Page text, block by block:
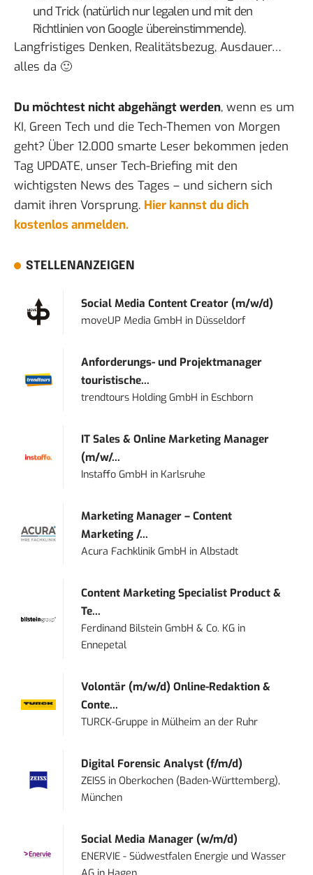
und Trick (natürlich nur legalen und mit den
Richtlinien von Google übereinstimmende).
Langfristiges Denken, Realitätsbezug, Ausdauer…
alles da 🙂
Du möchtest nicht abgehängt werden, wenn es um
KI, Green Tech und die Tech-Themen von Morgen
geht? Über 12.000 smarte Leser bekommen jeden
Tag UPDATE, unser Tech-Briefing mit den
wichtigsten News des Tages – und sichern sich
damit ihren Vorsprung. Hier kannst du dich
kostenlos anmelden.
STELLENANZEIGEN
Social Media Content Creator (m/w/d)
moveUP Media GmbH in Düsseldorf
Anforderungs- und Projektmanager
touristische...
trendtours Holding GmbH in Eschborn
IT Sales & Online Marketing Manager
(m/w/...
Instaffo GmbH in Karlsruhe
Marketing Manager – Content
Marketing /...
Acura Fachklinik GmbH inAlbstadt
Content Marketing Specialist Product &
Te...
Ferdinand Bilstein GmbH & Co. KG in
Ennepetal
Volontär (m/w/d) Online-Redaktion &
Conte...
TURCK-Gruppe inMülheim an der Ruhr
Digital Forensic Analyst (f/m/d)
ZEISS inOberkochen (Baden-Württemberg),
München
Social Media Manager (w/m/d)
ENERVIE - Südwestfalen Energie und Wasser